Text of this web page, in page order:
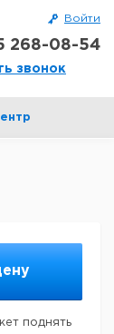
Войти
268-08-54
звонок
поднять